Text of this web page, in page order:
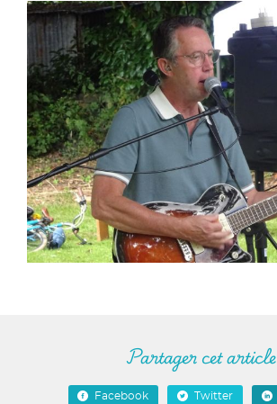
Partager cet article
Facebook Twitter